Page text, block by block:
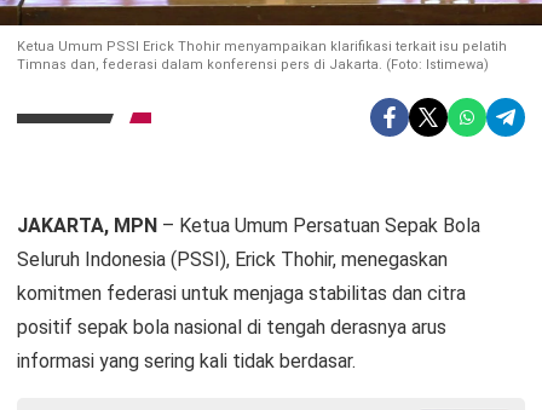
Ketua Umum PSSI Erick Thohir menyampaikan klarifikasi terkait isu pelatih
Timnas dan, federasi dalam konferensi pers di Jakarta. (Foto: Istimewa)
JAKARTA, MPN – Ketua Umum Persatuan Sepak Bola
Seluruh Indonesia (PSSI), Erick Thohir, menegaskan
komitmen federasi untuk menjaga stabilitas dan citra
positif sepak bola nasional di tengah derasnya arus
informasi yang sering kali tidak berdasar.